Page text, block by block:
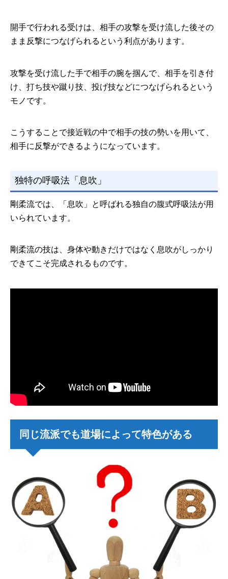
開手で行われる受けは、相手の攻撃を受け流した後その
まま反撃につなげられるという利点があります。
攻撃を受け流した手で相手の腕を掴んで、相手を引き付
け、打ち技や蹴り技、投げ技などにつなげられるという
モノです。
こうすることで接近戦の中で相手の技の勢いを用いて、
相手に反撃ができるようになっています。
独特の呼吸法「息吹」
剛柔流では、「息吹」と呼ばれる独自の腹式呼吸法が用
いられています。
剛柔流の技は、身体や動きだけではなく息吹がしっかり
できてこそ完成されるものです。
同じ流派でも道場によって特色がある